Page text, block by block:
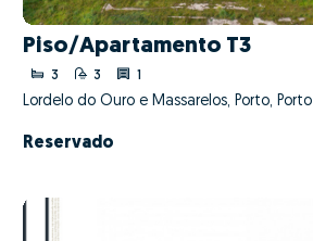
Piso/Apartamento T3
3 3 1
Lordelo do Ouro e Massarelos, Porto, Porto
Reservado